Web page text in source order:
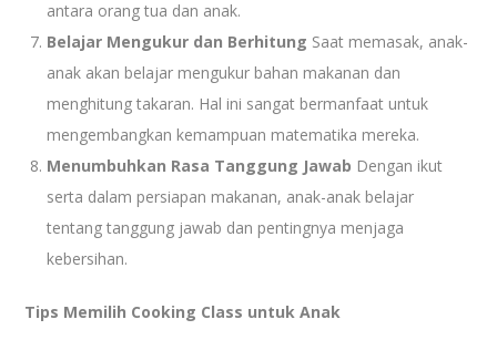
antara orang tua dan anak.
Belajar Mengukur dan Berhitung Saat memasak, anak-
anak akan belajar mengukur bahan makanan dan
menghitung takaran. Hal ini sangat bermanfaat untuk
mengembangkan kemampuan matematika mereka.
Menumbuhkan Rasa Tanggung Jawab Dengan ikut
serta dalam persiapan makanan, anak-anak belajar
tentang tanggung jawab dan pentingnya menjaga
kebersihan.
Tips Memilih Cooking Class untuk Anak